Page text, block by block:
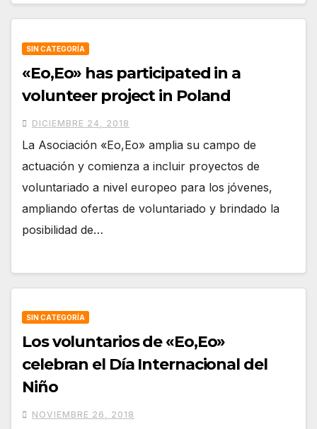
SIN CATEGORÍA
«Eo,Eo» has participated in a
volunteer project in Poland
DICIEMBRE 24, 2018
La Asociación «Eo,Eo» amplia su campo de
actuación y comienza a incluir proyectos de
voluntariado a nivel europeo para los jóvenes,
ampliando ofertas de voluntariado y brindado la
posibilidad de…
SIN CATEGORÍA
Los voluntarios de «Eo,Eo»
celebran el Día Internacional del
Niño
NOVIEMBRE 26, 2018